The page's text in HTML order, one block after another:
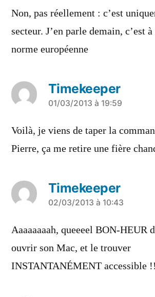
dit :
Non, pas réellement : c’est
secteur. J’en parle demain, c’est à
norme européenne
Timekeeper
a
dit :
01/03/2013 à 19:59
Voilà, je viens de taper la
Pierre, ça me retire une fière
Timekeeper
a
dit :
02/03/2013 à 10:43
Aaaaaaaah, queeeel BON-HEUR
ouvrir son Mac, et le trouver
INSTANTANÉMENT accessible